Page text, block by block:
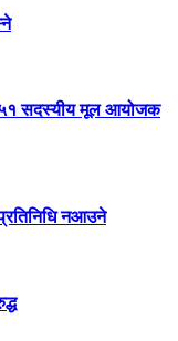
सदस्यीय मूल आयोजक
नआउने